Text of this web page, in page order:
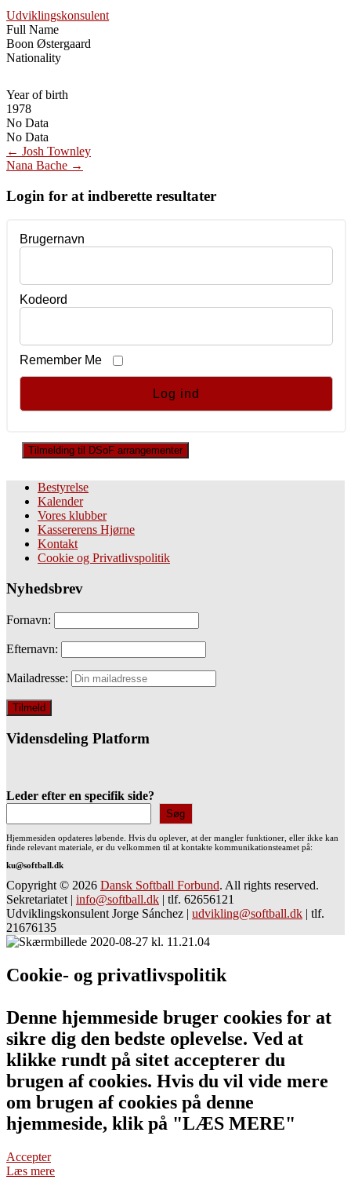
Udviklingskonsulent
Full Name
Boon Østergaard
Nationality
Year of birth
1978
No Data
No Data
Post
navigation
← Josh Townley
Nana Bache →
Login for at indberette resultater
Brugernavn
Kodeord
Remember Me
Tilmelding til DSoF arrangementer
Bestyrelse
Kalender
Vores klubber
Kassererens Hjørne
Kontakt
Cookie og Privatlivspolitik
Nyhedsbrev
Fornavn:
Efternavn:
Mailadresse:
Vidensdeling Platform
Leder efter en specifik side?
Søg
Hjemmesiden opdateres løbende. Hvis du oplever, at der mangler funktioner, eller ikke kan
finde relevant materiale, er du velkommen til at kontakte kommunikationsteamet på:
ku@softball.dk
Copyright © 2026 Dansk Softball Forbund. All rights reserved.
Sekretariatet | info@softball.dk | tlf. 62656121
Udviklingskonsulent Jorge Sánchez | udvikling@softball.dk | tlf.
21676135
Cookie- og privatlivspolitik
Denne hjemmeside bruger cookies for at
sikre dig den bedste oplevelse. Ved at
klikke rundt på sitet accepterer du
brugen af cookies. Hvis du vil vide mere
om brugen af cookies på denne
hjemmeside, klik på "LÆS MERE"
Accepter
Læs mere